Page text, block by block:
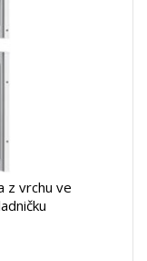
z vrchu ve